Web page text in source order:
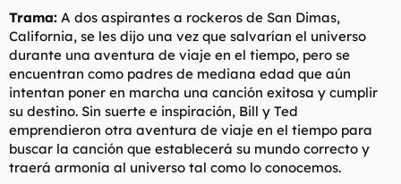
Trama: A dos aspirantes a rockeros de San Dimas,
California, se les dijo una vez que salvarían el universo
durante una aventura de viaje en el tiempo, pero se
encuentran como padres de mediana edad que aún
intentan poner en marcha una canción exitosa y cumplir
su destino. Sin suerte e inspiración, Bill y Ted
emprendieron otra aventura de viaje en el tiempo para
buscar la canción que establecerá su mundo correcto y
traerá armonía al universo tal como lo conocemos.